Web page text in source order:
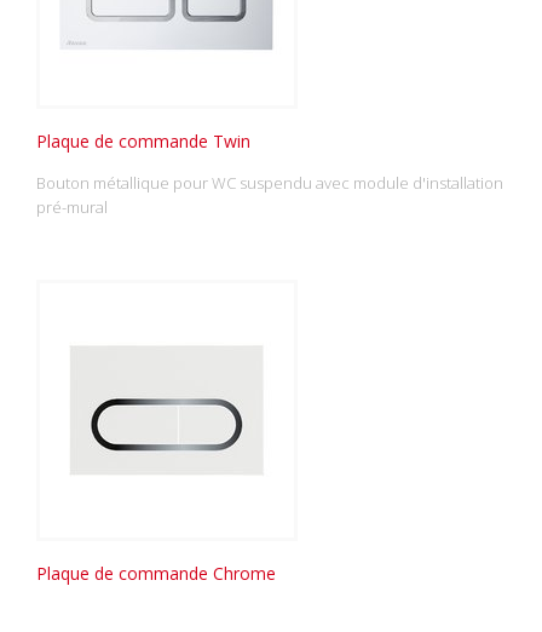
Plaque de commande Twin
Bouton métallique pour WC suspendu avec module d'installation
pré-mural
Plaque de commande Chrome